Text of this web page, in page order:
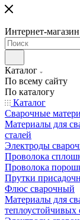
Интернет-магазин
Каталог
По всему сайту
По каталогу
Каталог
Сварочные
Материалы для
сталей
Электроды
Проволока
Проволока
Прутки
Флюс сварочный
Материалы для
теплоустойчивых